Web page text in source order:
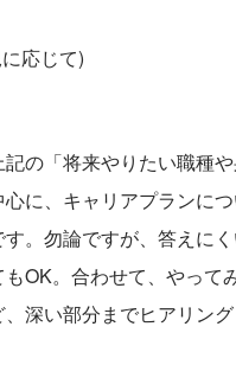
応じて)
の「将来やりたい職種
に、キャリアプランに
。勿論ですが、答えに
OK。合わせて、やって
深い部分までヒアリング